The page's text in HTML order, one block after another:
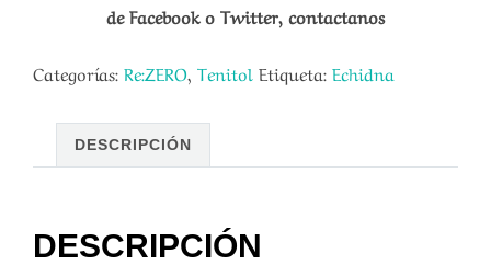
de Facebook o Twitter, contactanos
Categorías: Re:ZERO Tenitol Etiqueta: Echidna
DESCRIPCIÓN
DESCRIPCIÓN